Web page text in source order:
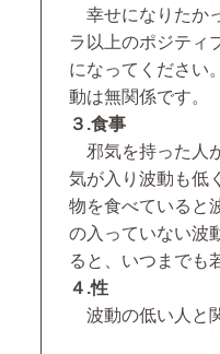
幸せになりたか
ラ以上のポジティ
になってください
動は無関係です。
３.食事
邪気を持った人
気が入り波動も低
物を食べていると
の入っていない波
ると、いつまでも
４.性
波動の低い人と